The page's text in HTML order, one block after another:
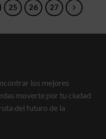
25 26 27
los mejores
moverte por tu ciudad
del futuro de la